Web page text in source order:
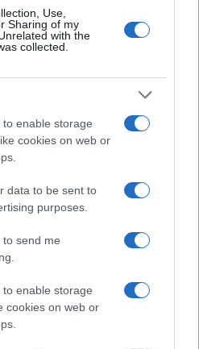
Use,
Sharing of my
with the
collected.
enable storage
cookies on web or
data to be sent to
purposes.
to send me
enable storage
cookies on web or
obiettivi green nella tua